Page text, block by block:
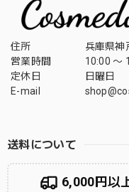
住所
兵庫県神
営業時間
10:00 〜
定休日
日曜日
E-mail
送料について
6,000円以